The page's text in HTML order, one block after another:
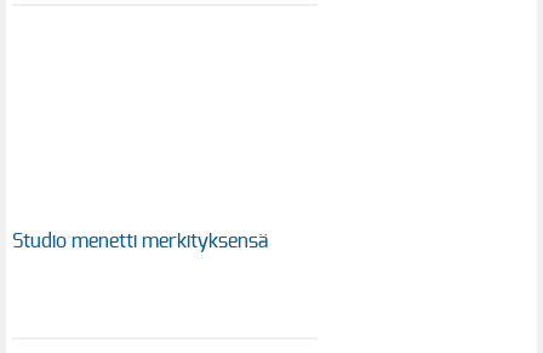
Studio menetti merkityksensä